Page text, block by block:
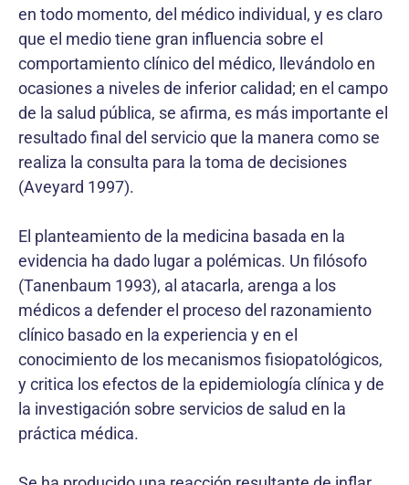
en todo momento, del médico individual, y es claro
que el medio tiene gran influencia sobre el
comportamiento clínico del médico, llevándolo en
ocasiones a niveles de inferior calidad; en el campo
de la salud pública, se afirma, es más importante el
resultado final del servicio que la manera como se
realiza la consulta para la toma de decisiones
(Aveyard 1997).
El planteamiento de la medicina basada en la
evidencia ha dado lugar a polémicas. Un filósofo
(Tanenbaum 1993), al atacarla, arenga a los
médicos a defender el proceso del razonamiento
clínico basado en la experiencia y en el
conocimiento de los mecanismos fisiopatológicos,
y critica los efectos de la epidemiología clínica y de
la investigación sobre servicios de salud en la
práctica médica.